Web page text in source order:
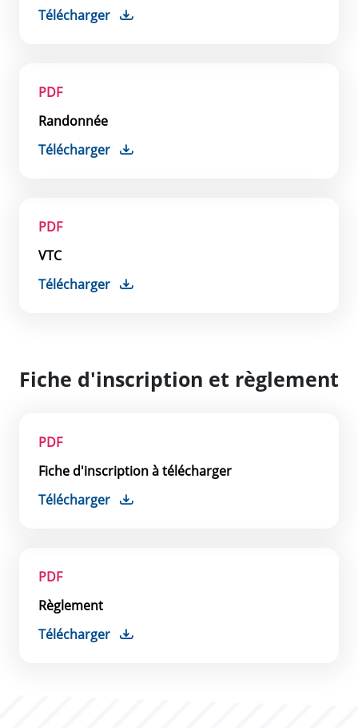
Télécharger
PDF
Randonnée
Télécharger
PDF
VTC
Télécharger
Fiche d'inscription et règlement
PDF
Fiche d'inscription à télécharger
Télécharger
PDF
Règlement
Télécharger